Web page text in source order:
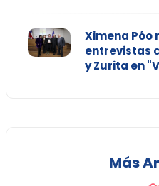
Ximena Póo
entrevistas
y Zurita en
Más